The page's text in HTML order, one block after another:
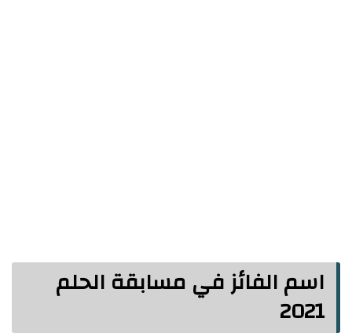
اسم الفائز في مسابقة الحلم
2021